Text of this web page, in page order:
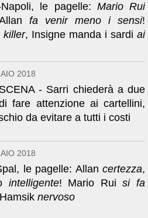
Napoli, le pagelle: Mario Rui
fa venir meno i sensi!
killer, Insigne manda i sardi ai
2018
- Sarri chiederà a due
fare attenzione ai cartellini,
da evitare a tutti i costi
2018
le pagelle: Allan certezza,
intelligente! Mario Ruisi fa
nervoso